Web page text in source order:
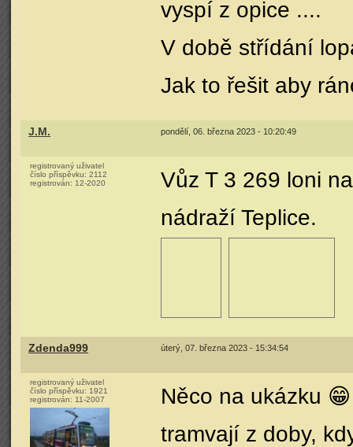
vyspí z opice ....
V době střídání
Jak to řešit aby
J.M. pondělí, 06. března 2023 - 10:20:49
registrovaný uživatel
číslo příspěvku: 2112
registrován: 12-2020
Vůz T 3 269 loni
nádraží Teplice.
Zdenda999 úterý, 07. března 2023 - 15:34:54
registrovaný uživatel
číslo příspěvku: 1921
registrován: 11-2007
Něco na ukázku
tramvají z doby,